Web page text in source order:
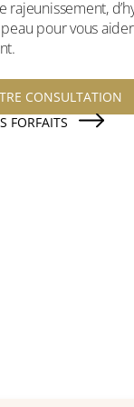
rajeunissement,
pour vous
CONSULTATION
FORFAITS